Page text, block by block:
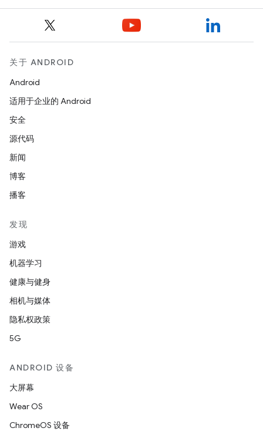
关于 ANDROID
Android
适用于企业的 Android
安全
源代码
新闻
博客
播客
发现
游戏
机器学习
健康与健身
相机与媒体
隐私权政策
5G
ANDROID 设备
大屏幕
Wear OS
ChromeOS 设备